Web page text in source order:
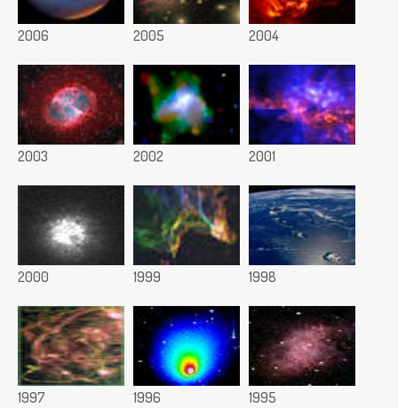
2006 2005 2004
2003 2002 2001
2000 1999 1998
1997 1996 1995